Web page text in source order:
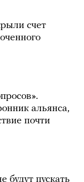
счет
альянса,
почти
пускать